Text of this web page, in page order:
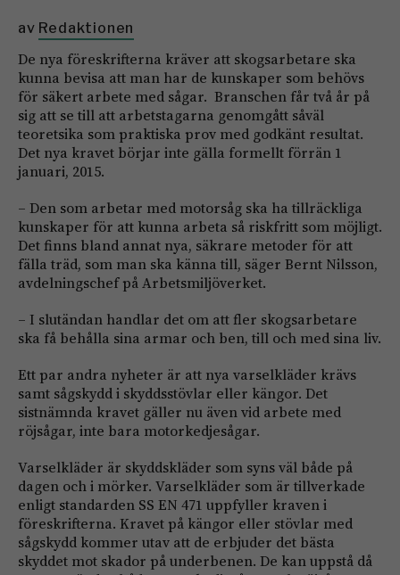
av Redaktionen
De nya föreskrifterna kräver att skogsarbetare ska
kunna bevisa att man har de kunskaper som behövs
för säkert arbete med sågar. Branschen får två år på
sig att se till att arbetstagarna genomgått såväl
teoretsika som praktiska prov med godkänt resultat.
Det nya kravet börjar inte gälla formellt förrän 1
januari, 2015.
– Den som arbetar med motorsåg ska ha tillräckliga
kunskaper för att kunna arbeta så riskfritt som möjligt.
Det finns bland annat nya, säkrare metoder för att
fälla träd, som man ska känna till, säger Bernt Nilsson,
avdelningschef på Arbetsmiljöverket.
– I slutändan handlar det om att fler skogsarbetare
ska få behålla sina armar och ben, till och med sina liv.
Ett par andra nyheter är att nya varselkläder krävs
samt sågskydd i skyddsstövlar eller kängor. Det
sistnämnda kravet gäller nu även vid arbete med
röjsågar, inte bara motorkedjesågar.
Varselkläder är skyddskläder som syns väl både på
dagen och i mörker. Varselkläder som är tillverkade
enligt standarden SS EN 471 uppfyller kraven i
föreskrifterna. Kravet på kängor eller stövlar med
sågskydd kommer utav att de erbjuder det bästa
skyddet mot skador på underbenen. De kan uppstå då